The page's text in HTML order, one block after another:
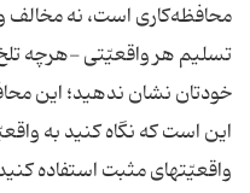
محافظه‌کاری است، نه مخالف
تسلیم هر واقعیّتی -هرچه
خودتان نشان ندهید؛ این
این است که نگاه کنید به
واقعیّتهای مثبت استفاده